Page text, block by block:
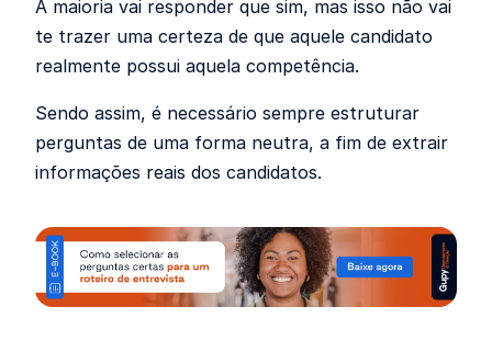
A maioria vai responder que sim, mas isso não vai
te trazer uma certeza de que aquele candidato
realmente possui aquela competência.
Sendo assim, é necessário sempre estruturar
perguntas de uma forma neutra, a fim de extrair
informações reais dos candidatos.